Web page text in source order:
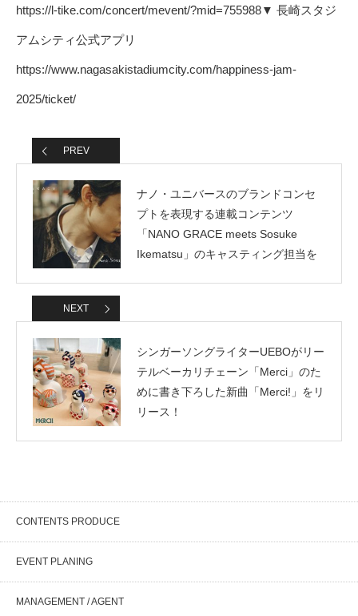
https://l-tike.com/concert/mevent/?mid=755988▼ 長崎スタジ
アムシティ公式アプリ
https://www.nagasakistadiumcity.com/happiness-jam-
2025/ticket/
PREV
ナノ・ユニバースのブランドコンセ
プトを表現する連載コンテンツ
「NANO GRACE meets Sosuke
Ikematsu」のキャスティング担当を
NEXT
シンガーソングライターUEBOがリー
テルベーカリチェーン「Merci」のた
めに書き下ろした新曲「Merci!」をリ
リース！
CONTENTS PRODUCE
EVENT PLANING
MANAGEMENT / AGENT